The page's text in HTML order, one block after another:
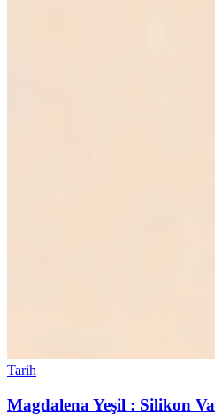
Tarih
Magdalena Yeşil : Silikon